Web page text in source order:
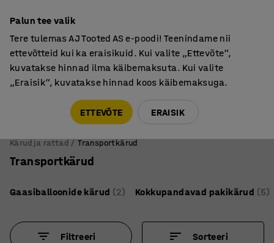
Pärnu mnt 158, Tallinn. Kauba väljastamine Paneeli
6, Tallinn. Vaata lähemalt!
Kärud ja rattad Transportkärud
Transportkärud
Gaasiballoonide kärud (2) Kokkupandavad pakikärud (5)
Filtreeri Sorteeri
Palun tee valik
Tere tulemas AJ Tooted AS e-poodi! Teenindame nii
ettevõtteid kui ka eraisikuid. Kui valite „Ettevõte“,
kuvatakse hinnad ilma käibemaksuta. Kui valite
„Eraisik“, kuvatakse hinnad koos käibemaksuga.
ETTEVÕTE ERAISIK